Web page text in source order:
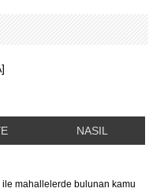
NASIL
mahallelerde bulunan kamu